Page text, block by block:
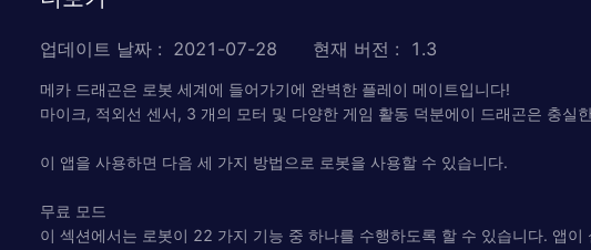
업데이트 날짜 : 2021-07-28 현재 버전 : 1.3
메카 드래곤은 로봇 세계에 들어가기에 완벽한 플레이 메이트입니다!
마이크, 적외선 센서, 3 개의 모터 및 다양한 게임 활동 덕분에이 드래곤은 충실
이 앱을 사용하면 다음 세 가지 방법으로 로봇을 사용할 수 있습니다.
무료 모드
이 섹션에서는 로봇이 22 가지 기능 중 하나를 수행하도록 할 수 있습니다. 앱